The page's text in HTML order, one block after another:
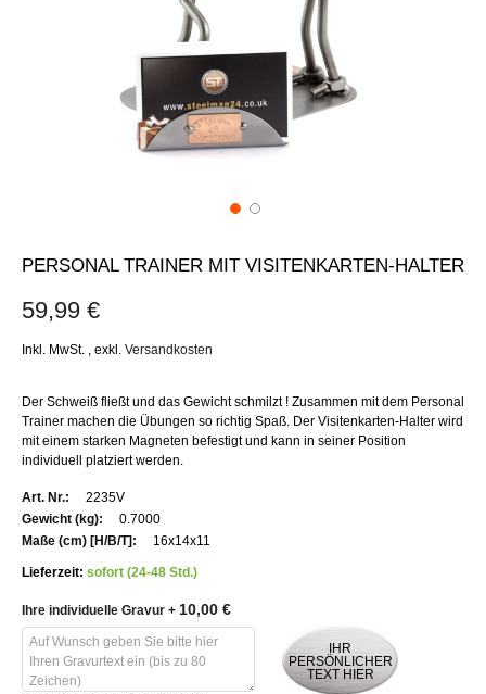
PERSONAL TRAINER MIT VISITENKARTEN-HALTER
59,99 €
Inkl. MwSt. exkl. Versandkosten
Der Schweiß fließt und das Gewicht schmilzt ! Zusammen mit dem Personal
Trainer machen die Übungen so richtig Spaß. Der Visitenkarten-Halter wird
mit einem starken Magneten befestigt und kann in seiner Position
individuell platziert werden.
Weitere
Informationen
2235V
0.7000
16x14x11
Lieferzeit: sofort (24-48 Std.)
Ihre individuelle Gravur + 10,00 €
IHR
PERSÖNLICHER
TEXT HIER